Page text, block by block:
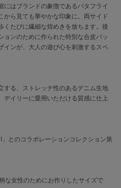
にはブランドの象徴であるバタフライ
から見ても華やかな印象に。両サイド
くたびに繊細な煌めきを放ちます。後
ョンのために作られた特別な合皮パッ
インが、大人の遊び心を刺激するスペ
する、ストレッチ性のあるデニム生地
デイリーに愛用いただける質感に仕上
とのコラボレーションコレクション第
な女性のためにお作りしたサイズで